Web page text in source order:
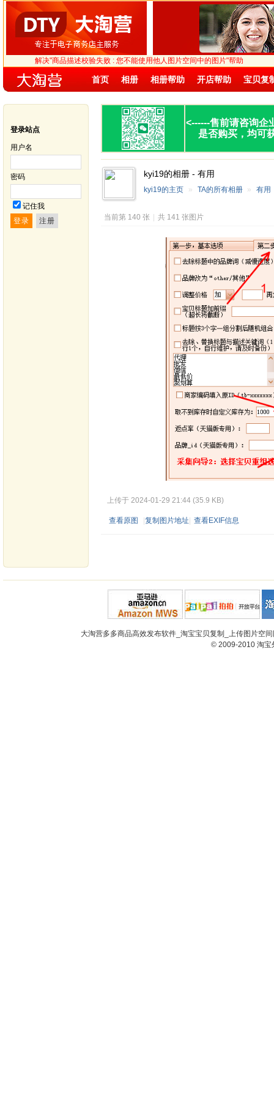
解决"商品描述校验失败 : 您不能使用他人图片空间中的图片"帮助
首页 相册 相册帮助 开店帮助 宝贝复
登录站点
用户名
密码
记住我
<------售前请咨询企
是否购买，均可
kyi19的相册 - 有用
kyi19的主页 » TA的所有相册 » 有用
当前第 140 张 共 141 张图片
上传于 2024-01-29 21:44 (35.9 KB)
查看原图 复制图片地址 查看EXIF信息
大淘营多多商品高效发布软件_淘宝宝贝复制_上传图片空
© 2009-2010 淘宝